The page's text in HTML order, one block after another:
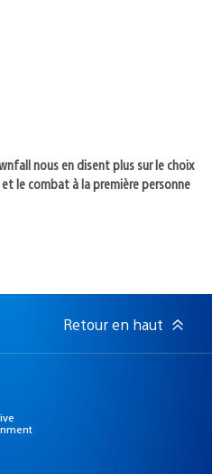
nous en disent plus sur le choix
le combat à la première personne
Retour en haut